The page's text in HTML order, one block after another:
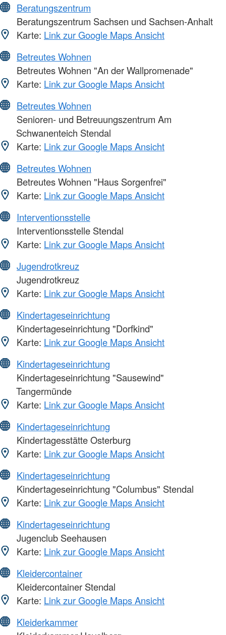
Beratungszentrum
Beratungszentrum Sachsen und Sachsen-Anhalt
Karte: Link zur Google Maps Ansicht
Betreutes Wohnen
Betreutes Wohnen "An der Wallpromenade"
Karte: Link zur Google Maps Ansicht
Betreutes Wohnen
Senioren- und Betreuungszentrum Am
Schwanenteich Stendal
Karte: Link zur Google Maps Ansicht
Betreutes Wohnen
Betreutes Wohnen "Haus Sorgenfrei"
Karte: Link zur Google Maps Ansicht
Interventionsstelle
Interventionsstelle Stendal
Karte: Link zur Google Maps Ansicht
Jugendrotkreuz
Jugendrotkreuz
Karte: Link zur Google Maps Ansicht
Kindertageseinrichtung
Kindertageseinrichtung "Dorfkind"
Karte: Link zur Google Maps Ansicht
Kindertageseinrichtung
Kindertageseinrichtung "Sausewind"
Tangermünde
Karte: Link zur Google Maps Ansicht
Kindertageseinrichtung
Kindertagesstätte Osterburg
Karte: Link zur Google Maps Ansicht
Kindertageseinrichtung
Kindertageseinrichtung "Columbus" Stendal
Karte: Link zur Google Maps Ansicht
Kindertageseinrichtung
Jugenclub Seehausen
Karte: Link zur Google Maps Ansicht
Kleidercontainer
Kleidercontainer Stendal
Karte: Link zur Google Maps Ansicht
Kleiderkammer